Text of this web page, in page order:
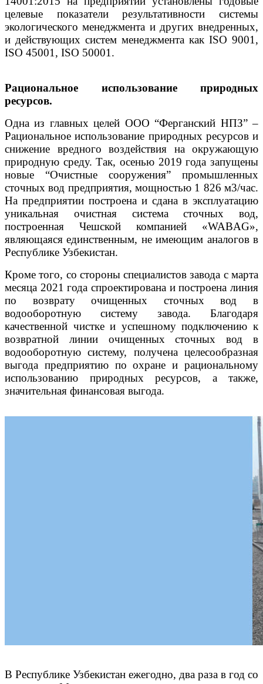
целевые показатели результативности системы
экологического менеджмента и других внедренных,
и действующих систем менеджмента как ISO 9001,
ISO 45001, ISO 50001.
Рациональное использование природных
ресурсов.
Одна из главных целей ООО “Ферганский НПЗ” –
Рациональное использование природных ресурсов и
снижение вредного воздействия на окружающую
природную среду. Так, осенью 2019 года запущены
новые “Очистные сооружения” промышленных
сточных вод предприятия, мощностью 1 826 м3/час.
На предприятии построена и сдана в эксплуатацию
уникальная очистная система сточных вод,
построенная Чешской компанией «WABAG»,
являющаяся единственным, не имеющим аналогов в
Республике Узбекистан.
Кроме того, со стороны специалистов завода с марта
месяца 2021 года спроектирована и построена линия
по возврату очищенных сточных вод в
водооборотную систему завода. Благодаря
качественной чистке и успешному подключению к
возвратной линии очищенных сточных вод в
водооборотную систему, получена целесообразная
выгода предприятию по охране и рациональному
использованию природных ресурсов, а также,
значительная финансовая выгода.
В Республике Узбекистан ежегодно, два раза в год со